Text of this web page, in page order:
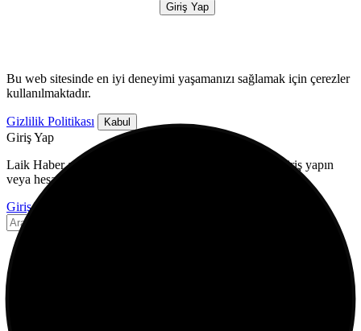
Giriş Yap
Bu web sitesinde en iyi deneyimi yaşamanızı sağlamak için çerezler
kullanılmaktadır.
Gizlilik Politikası Kabul
Giriş Yap
Laik Haber ayrıcalıklarından yararlanmak için hemen giriş yapın
veya hesap oluşturun, üstelik tamamen ücretsiz!
Giriş Yap